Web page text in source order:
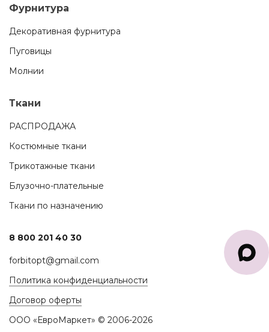
Фурнитура
Декоративная фурнитура
Пуговицы
Молнии
Ткани
РАСПРОДАЖА
Костюмные ткани
Трикотажные ткани
Блузочно-плательные
Ткани по назначению
8 800 201 40 30
forbitopt@gmail.com
Политика конфиденциальности
Договор оферты
ООО «ЕвроМаркет» © 2006-2026